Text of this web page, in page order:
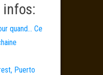
infos:
quand… Ce
Puerto